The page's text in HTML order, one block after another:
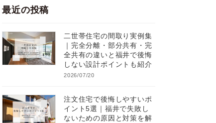
最近の投稿
二世帯住宅の間取り実例集
｜完全分離・部分共有・完
全共有の違いと福井で後悔
しない設計ポイントも紹介
2026/07/20
注文住宅で後悔しやすいポ
イント5選｜福井で失敗し
ないための原因と対策を解